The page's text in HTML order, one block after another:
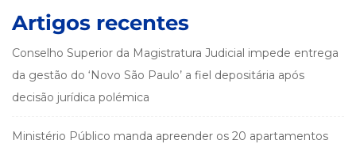
Artigos recentes
Conselho Superior da Magistratura Judicial impede entrega
da gestão do ‘Novo São Paulo’ a fiel depositária após
decisão jurídica polémica
Ministério Público manda apreender os 20 apartamentos